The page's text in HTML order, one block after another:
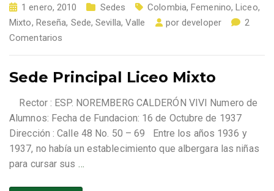
1 enero, 2010 Sedes Colombia, Femenino, Liceo,
Mixto, Reseña, Sede,Sevilla,Valle pordeveloper
2
Comentarios
Sede Principal Liceo Mixto
Rector : ESP. NOREMBERG CALDERÓN VIVI Numero de
Alumnos: Fecha de Fundacion: 16 de Octubre de 1937
Dirección : Calle 48 No. 50 – 69 Entre los años 1936 y
1937, no había un establecimiento que albergara las niñas
para cursar sus …